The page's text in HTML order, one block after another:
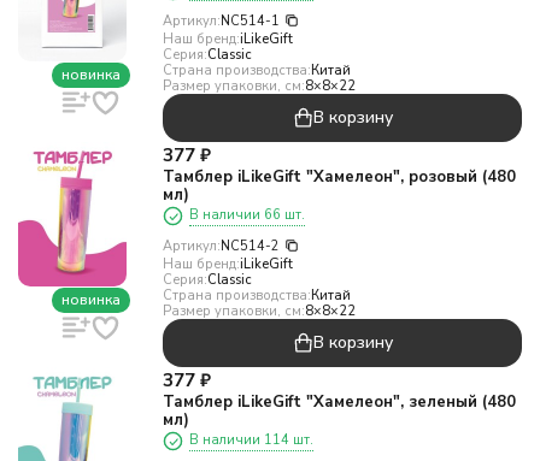
новинка
Артикул:NC514-1
Наш бренд:iLikeGift
Серия:Classic
Страна производства:Китай
Размер упаковки, см:8×8×22
В корзину
новинка
377 ₽
Тамблер iLikeGift "Хамелеон", розовый (480
мл)
В наличии 66 шт.
Артикул:NC514-2
Наш бренд:iLikeGift
Серия:Classic
Страна производства:Китай
Размер упаковки, см:8×8×22
В корзину
377 ₽
Тамблер iLikeGift "Хамелеон", зеленый (480
мл)
В наличии 114 шт.